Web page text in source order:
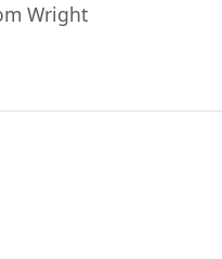
Wright